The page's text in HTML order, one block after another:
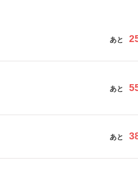
あと
あと
あと